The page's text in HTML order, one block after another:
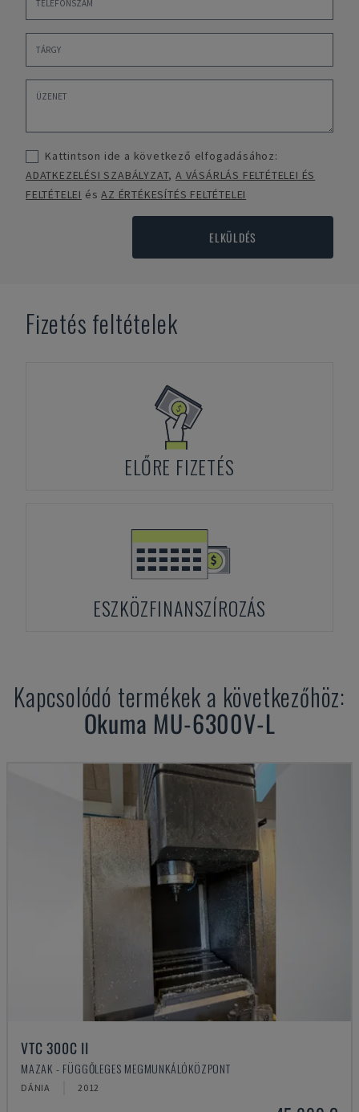
Kattintson ide a következő elfogadásához:
ADATKEZELÉSI SZABÁLYZAT,A VÁSÁRLÁS FELTÉTELEI ÉS
FELTÉTELEI ésAZ ÉRTÉKESÍTÉS FELTÉTELEI
ELKÜLDÉS
Fizetés feltételek
ELŐRE FIZETÉS
ESZKÖZFINANSZÍROZÁS
Kapcsolódó termékek a következőhöz:
Okuma MU-6300V-L
VTC 300C II
MAZAK - FÜGGŐLEGES MEGMUNKÁLÓKÖZPONT
DÁNIA 2012